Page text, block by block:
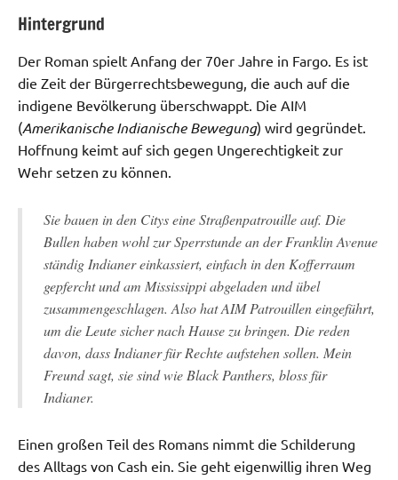
Hintergrund
Der Roman spielt Anfang der 70er Jahre in Fargo. Es ist
die Zeit der Bürgerrechtsbewegung, die auch auf die
indigene Bevölkerung überschwappt. Die AIM
(Amerikanische Indianische Bewegung) wird gegründet.
Hoffnung keimt auf sich gegen Ungerechtigkeit zur
Wehr setzen zu können.
Sie bauen in den Citys eine Straßenpatrouille auf. Die
Bullen haben wohl zur Sperrstunde an der Franklin Avenue
ständig Indianer einkassiert, einfach in den Kofferraum
gepfercht und am Mississippi abgeladen und übel
zusammengeschlagen. Also hat AIM Patrouillen eingeführt,
um die Leute sicher nach Hause zu bringen. Die reden
davon, dass Indianer für Rechte aufstehen sollen. Mein
Freund sagt, sie sind wie Black Panthers, bloss für
Indianer.
Einen großen Teil des Romans nimmt die Schilderung
des Alltags von Cash ein. Sie geht eigenwillig ihren Weg